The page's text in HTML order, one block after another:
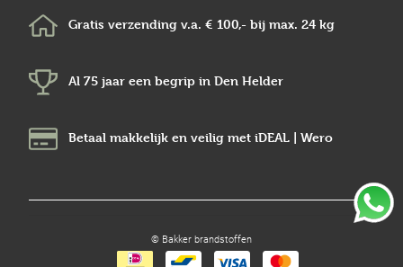
Gratis verzending v.a. € 100,- bij max. 24 kg
Al 75 jaar een begrip in Den Helder
Betaal makkelijk en veilig met iDEAL | Wero
© Bakker brandstoffen